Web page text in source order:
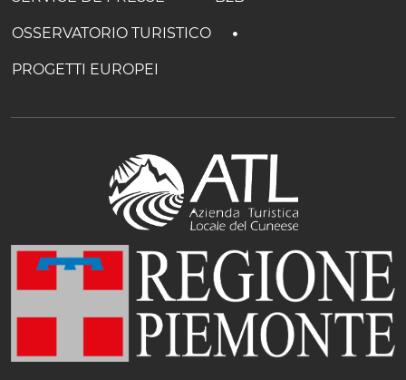
OSSERVATORIO TURISTICO
PROGETTI EUROPEI